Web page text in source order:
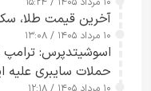
آخرین قیمت طلا، سکه و ارز
۱۰ مرداد ۱۴۰۵ / ۱۳:۰۸
اسوشیتدپرس: ترامپ
حملات سایبری علیه